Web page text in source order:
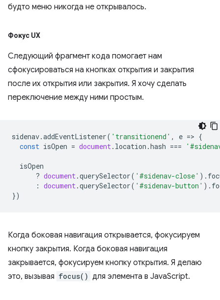
будто меню никогда не открывалось.
Фокус UX
Следующий фрагмент кода помогает нам
сфокусироваться на кнопках открытия и закрытия
после их открытия или закрытия. Я хочу сделать
переключение между ними простым.
sidenav.addEventListener( 'transitionend' , e => {
const isOpen = document. location .hash ===
isOpen
? document.querySelector( '#sidenav-close' ).
: document.querySelector( '#sidenav-button' ).
})
Когда боковая навигация открывается, фокусируем
кнопку закрытия. Когда боковая навигация
закрывается, фокусируем кнопку открытия. Я делаю
это, вызывая focus() для элемента в JavaScript.